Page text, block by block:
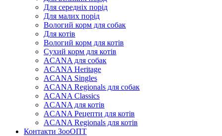
Для середніх порід
Для малих порід
Вологий корм для собак
Для котів
Вологий корм для котів
Сухий корм для котів
ACANA для собак
ACANA Heritage
ACANA Singles
ACANA Regionals для собак
ACANA Classics
ACANA для котів
ACANA Рецепти для котів
ACANA Regionals для котів
Контакти ЗооОПТ